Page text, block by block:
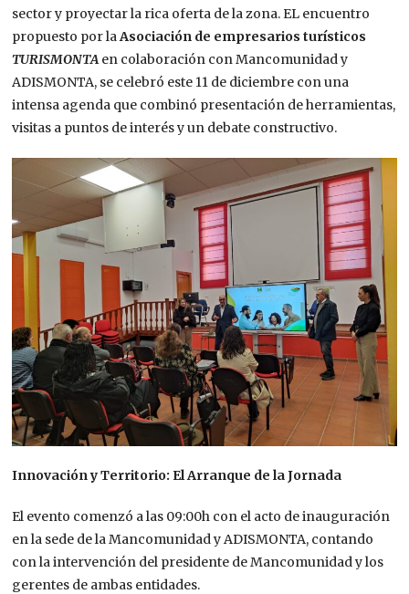
sector y proyectar la rica oferta de la zona. EL encuentro
propuesto por laAsociación de empresarios turísticos
TURISMONTAen colaboración con Mancomunidad y
ADISMONTA, se celebró este 11 de diciembre con una
intensa agenda que combinó presentación de herramientas,
visitas a puntos de interés y un debate constructivo.
Innovación y Territorio: El Arranque de la Jornada
El evento comenzó a las 09:00h con el acto de inauguración
en la sede de la Mancomunidad y ADISMONTA, contando
con la intervención del presidente de Mancomunidad y los
gerentes de ambas entidades.